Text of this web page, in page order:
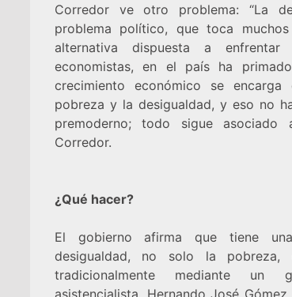
Corredor ve otro problema: “La
problema político, que toca
alternativa dispuesta a enfrentar
economistas, en el país ha
crecimiento económico se
pobreza y la desigualdad, y eso no
premoderno; todo sigue
Corredor.
¿Qué hacer?
El gobierno afirma que tiene
desigualdad, no solo la
tradicionalmente mediante un
asistencialista. Hernando José